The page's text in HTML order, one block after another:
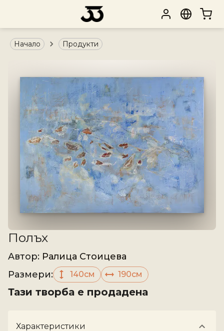
Начало Продукти
Полъх
Aвтор: Ралица Стоицева
Размери: 140см 190см
Тази творба е продадена
Характеристики